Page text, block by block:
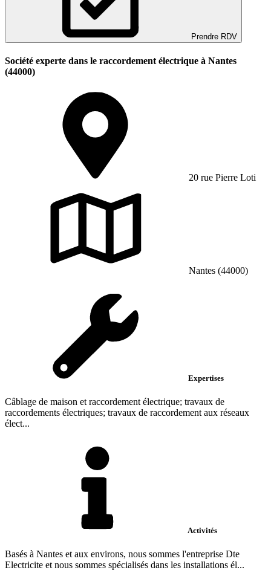
Prendre RDV
Société experte dans le raccordement électrique à Nantes
(44000)
20 rue Pierre Loti
Nantes (44000)
Expertises
Câblage de maison et raccordement électrique; travaux de
raccordements électriques; travaux de raccordement aux réseaux
élect...
Activités
Basés à Nantes et aux environs, nous sommes l'entreprise Dte
Electricite et nous sommes spécialisés dans les installations él...